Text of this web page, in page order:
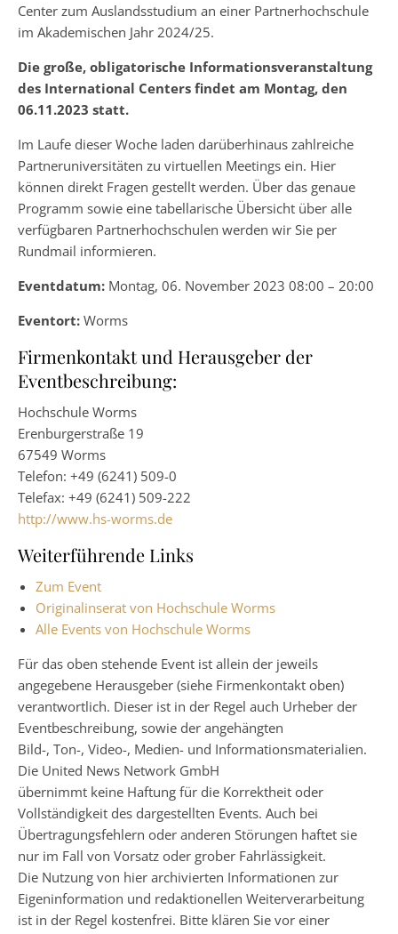
Center zum Auslandsstudium an einer Partnerhochschule
im Akademischen Jahr 2024/25.
Die große, obligatorische Informationsveranstaltung
des International Centers findet am Montag, den
06.11.2023 statt.
Im Laufe dieser Woche laden darüberhinaus zahlreiche
Partneruniversitäten zu virtuellen Meetings ein. Hier
können direkt Fragen gestellt werden. Über das genaue
Programm sowie eine tabellarische Übersicht über alle
verfügbaren Partnerhochschulen werden wir Sie per
Rundmail informieren.
Eventdatum: Montag, 06. November 2023 08:00 – 20:00
Eventort: Worms
Firmenkontakt und Herausgeber der
Eventbeschreibung:
Hochschule Worms
Erenburgerstraße 19
67549 Worms
Telefon: +49 (6241) 509-0
Telefax: +49 (6241) 509-222
http://www.hs-worms.de
Weiterführende Links
Zum Event
Originalinserat von Hochschule Worms
Alle Events von Hochschule Worms
Für das oben stehende Event ist allein der jeweils
angegebene Herausgeber (siehe Firmenkontakt oben)
verantwortlich. Dieser ist in der Regel auch Urheber der
Eventbeschreibung, sowie der angehängten
Bild-, Ton-, Video-, Medien- und Informationsmaterialien.
Die United News Network GmbH
übernimmt keine Haftung für die Korrektheit oder
Vollständigkeit des dargestellten Events. Auch bei
Übertragungsfehlern oder anderen Störungen haftet sie
nur im Fall von Vorsatz oder grober Fahrlässigkeit.
Die Nutzung von hier archivierten Informationen zur
Eigeninformation und redaktionellen Weiterverarbeitung
ist in der Regel kostenfrei. Bitte klären Sie vor einer